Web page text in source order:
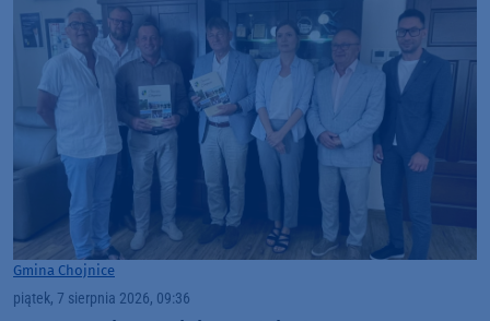
Gmina Chojnice
piątek, 7 sierpnia 2026, 09:36